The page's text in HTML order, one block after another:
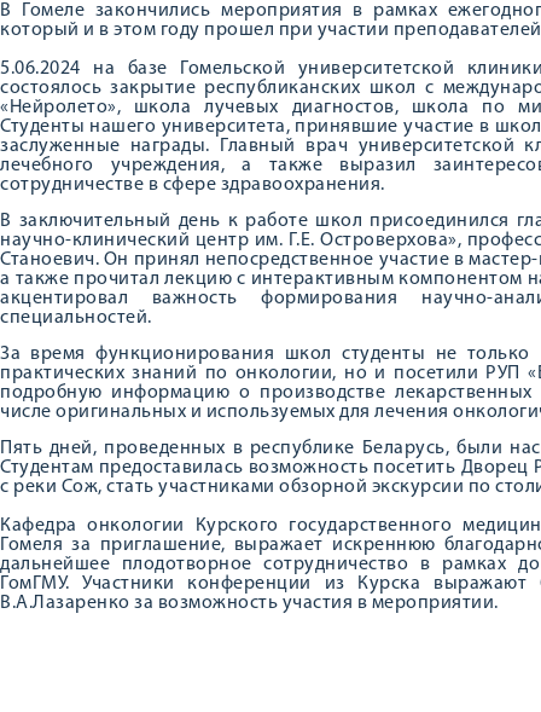
В Гомеле закончились мероприятия в рамках
который и в этом году прошел при участии
5.06.2024 на базе Гомельской университетской
состоялось закрытие республиканских школ с
«Нейролето», школа лучевых диагностов, школа по
Студенты нашего университета, принявшие участие в
заслуженные награды. Главный врач университетской
лечебного учреждения, а также выразил
сотрудничестве в сфере здравоохранения.
В заключительный день к работе школ присоединился
научно-клинический центр им. Г.Е. Островерхова»,
Станоевич. Он принял непосредственное участие в
а также прочитал лекцию с интерактивным компонентом
акцентировал важность формирования научно-
специальностей.
За время функционирования школ студенты не только
практических знаний по онкологии, но и посетили РУП
подробную информацию о производстве
числе оригинальных и используемых для лечения
Пять дней, проведенных в республике Беларусь, были
Студентам предоставилась возможность посетить
с реки Сож, стать участниками обзорной экскурсии по
Кафедра онкологии Курского государственного
Гомеля за приглашение, выражает искреннюю
дальнейшее плодотворное сотрудничество в рамках
ГомГМУ. Участники конференции из Курска выражают
В.А.Лазаренко за возможность участия в мероприятии.